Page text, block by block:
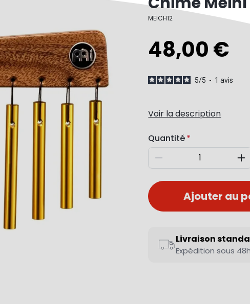
MEICH12
48,00 €
5/5 - 1avis
Voir la description
Quantité
Diminuer
Ajouter au
Livraison
Expédition sous